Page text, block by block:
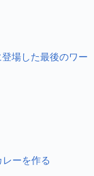
登場した最後のワー
ーを作る